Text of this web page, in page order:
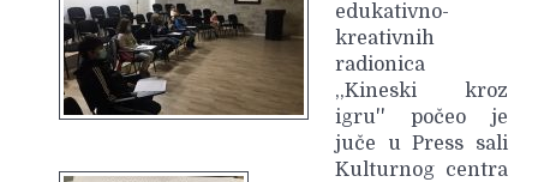
edukativno-
kreativnih
radionica
,,Kineski kroz
igru'' počeo je
juče u Press sali
Kulturnog centra